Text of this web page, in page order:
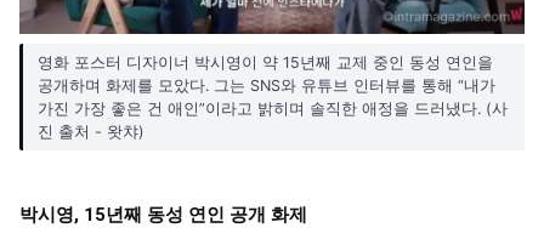
영화 포스터 디자이너 박시영이 약 15년째 교제 중인 동성 연인을
공개하며 화제를 모았다. 그는 SNS와 유튜브 인터뷰를 통해 “내가
가진 가장 좋은 건 애인”이라고 밝히며 솔직한 애정을 드러냈다. (사
진 출처 - 왓챠)
박시영, 15년째 동성 연인 공개 화제